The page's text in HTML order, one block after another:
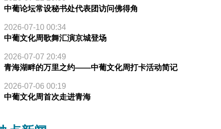
中葡论坛常设秘书处代表团访问佛得角
2026-07-10 00:34
中葡文化周歌舞汇演京城登场
2026-07-07 20:49
青海湖畔的万里之约——中葡文化周打卡活动简记
2026-07-06 00:19
中葡文化周首次走进青海